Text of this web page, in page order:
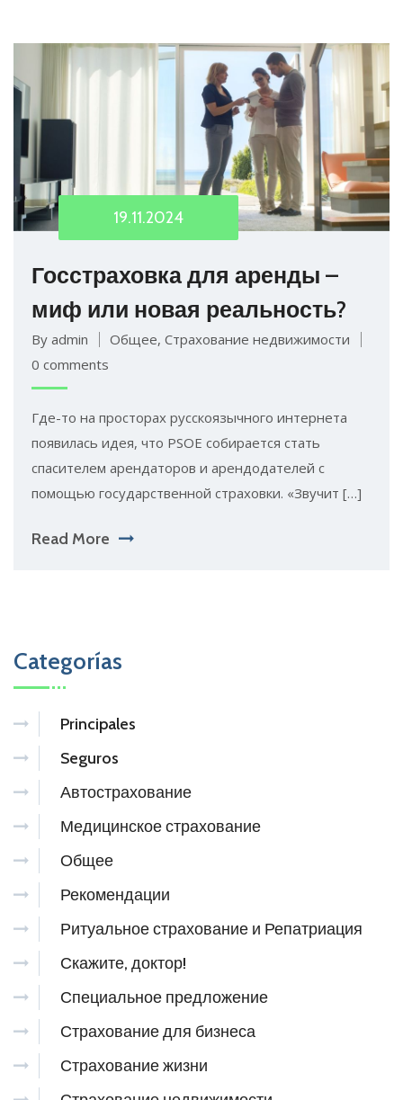
19.11.2024
Госстраховка для аренды –
миф или новая реальность?
By admin Общее, Страхование недвижимости
0 comments
Где-то на просторах русскоязычного интернета
появилась идея, что PSOE собирается стать
спасителем арендаторов и арендодателей с
помощью государственной страховки. «Звучит […]
Read More
Categorías
Principales
Seguros
Автострахование
Медицинское страхование
Общее
Рекомендации
Ритуальное страхование и Репатриация
Скажите, доктор!
Специальное предложение
Страхование для бизнеса
Страхование жизни